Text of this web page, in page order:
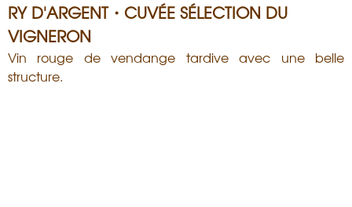
RY D'ARGENT・CUVÉE SÉLECTION DU
VIGNERON
Vin rouge de vendange tardive avec une belle
structure.